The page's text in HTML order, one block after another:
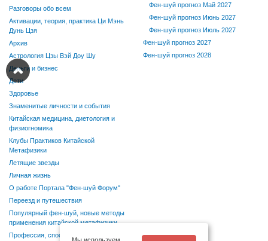
Разговоры обо всем
Активации, теория, практика Ци Мэнь
Дунь Цзя
Архив
Астрология Цзы Вэй Доу Шу
Деньги и бизнес
Дети
Здоровье
Знаменитые личности и события
Китайская медицина, диетология и
физиогномика
Клубы Практиков Китайской
Метафизики
Летящие звезды
Личная жизнь
О работе Портала "Фен-шуй Форум"
Переезд и путешествия
Популярный фен-шуй, новые методы
применения китайской метафизики
Профессия, способности, хобби
Фен-шуй прогноз Май 2027
Фен-шуй прогноз Июнь 2027
Фен-шуй прогноз Июль 2027
Фен-шуй прогноз 2027
Фен-шуй прогноз 2028